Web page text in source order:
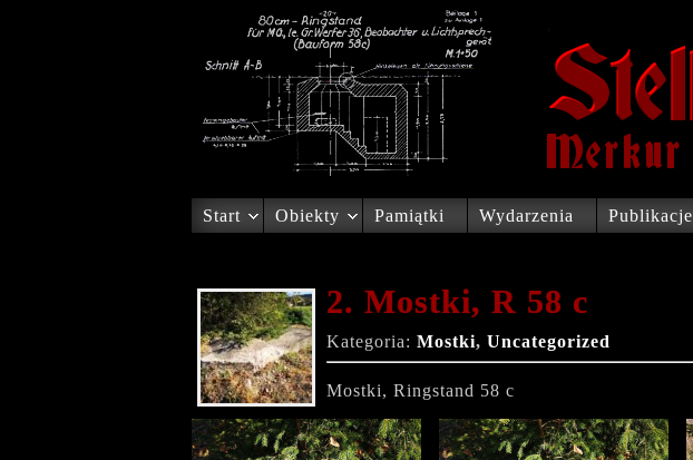
Start Obiekty Pamiątki Wydarzenia Publikacje
2. Mostki, R 58 c
Kategoria: Mostki, Uncategorized
Mostki, Ringstand 58 c